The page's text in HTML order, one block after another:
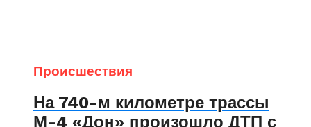
Происшествия
На 740-м километре трассы
М-4 «Дон» произошло ДТП с